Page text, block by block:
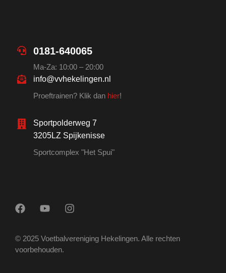
0181-640065
Ma-Za: 10:00 – 20:00
info@vvhekelingen.nl
Proeftrainen? Klik dan hier!
Sportpolderweg 7
3205LZ Spijkenisse
Sportcomplex "Het Spui"
© 2025 Voetbalvereniging Hekelingen. Alle rechten
voorbehouden.